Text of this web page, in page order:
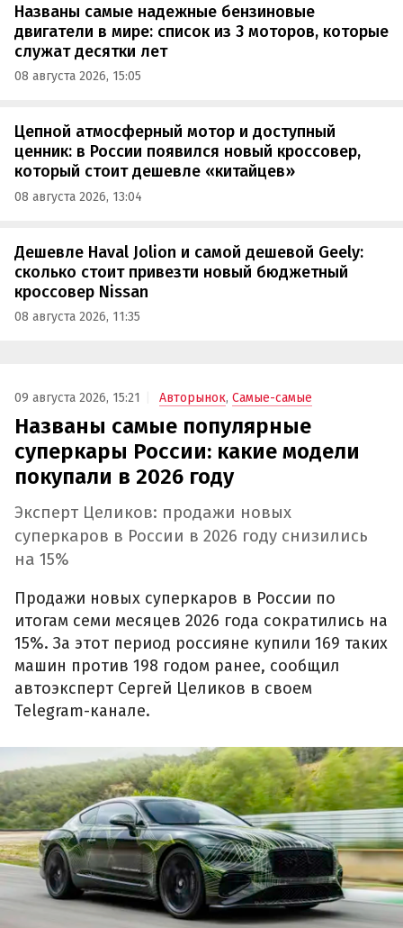
Названы самые надежные бензиновые
двигатели в мире: список из 3 моторов, которые
служат десятки лет
08 августа 2026, 15:05
Цепной атмосферный мотор и доступный
ценник: в России появился новый кроссовер,
который стоит дешевле «китайцев»
08 августа 2026, 13:04
Дешевле Haval Jolion и самой дешевой Geely:
сколько стоит привезти новый бюджетный
кроссовер Nissan
08 августа 2026, 11:35
09 августа 2026, 15:21 Авторынок, Самые-самые
Названы самые популярные
суперкары России: какие модели
покупали в 2026 году
Эксперт Целиков: продажи новых
суперкаров в России в 2026 году снизились
на 15%
Продажи новых суперкаров в России по
итогам семи месяцев 2026 года сократились на
15%. За этот период россияне купили 169 таких
машин против 198 годом ранее, сообщил
автоэксперт Сергей Целиков в своем
Telegram-канале.